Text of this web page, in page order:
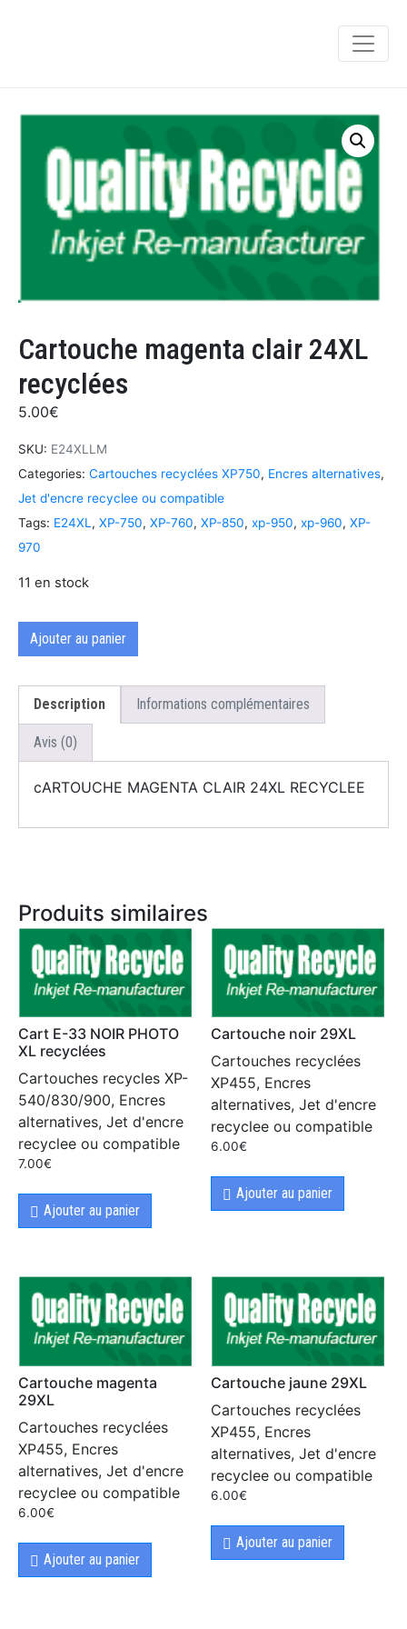
Cartouche magenta clair 24XL
recyclées
5.00€
SKU: E24XLLM
Categories: Cartouches recyclées XP750, Encres alternatives,
Jet d'encre recyclee ou compatible
Tags: E24XL , XP-750, XP-760, XP-850, xp-950, xp-960, XP-
970
11 en stock
Ajouter au panier
Description Informations complémentaires
Avis (0)
cARTOUCHE MAGENTA CLAIR 24XL RECYCLEE
Produits similaires
Cart E-33 NOIR PHOTO
XL recyclées
Cartouches recycles XP-
540/830/900, Encres
alternatives, Jet d'encre
recyclee ou compatible
7.00€
Ajouter au panier
Cartouche noir 29XL
Cartouches recyclées
XP455, Encres
alternatives, Jet d'encre
recyclee ou compatible
6.00€
Ajouter au panier
Cartouche magenta
29XL
Cartouches recyclées
XP455, Encres
alternatives, Jet d'encre
recyclee ou compatible
6.00€
Ajouter au panier
Cartouche jaune 29XL
Cartouches recyclées
XP455, Encres
alternatives, Jet d'encre
recyclee ou compatible
6.00€
Ajouter au panier